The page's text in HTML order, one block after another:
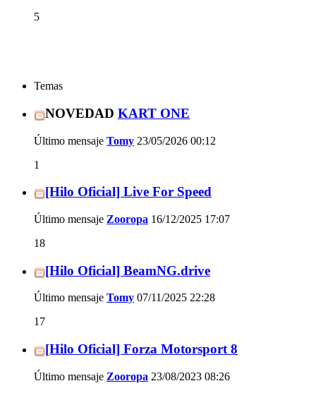
5
Temas
NOVEDAD KART ONE
Último mensaje Tomy 23/05/2026 00:12
1
[Hilo Oficial] Live For Speed
Último mensaje Zooropa 16/12/2025 17:07
18
[Hilo Oficial] BeamNG.drive
Último mensaje Tomy 07/11/2025 22:28
17
[Hilo Oficial] Forza Motorsport 8
Último mensaje Zooropa 23/08/2023 08:26